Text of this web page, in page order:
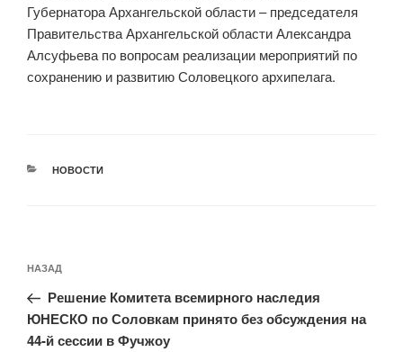
Губернатора Архангельской области – председателя
Правительства Архангельской области Александра
Алсуфьева по вопросам реализации мероприятий по
сохранению и развитию Соловецкого архипелага.
РУБРИКИ
НОВОСТИ
по
записям
Предыдущая
запись:
НАЗАД
Решение Комитета всемирного наследия
ЮНЕСКО по Соловкам принято без обсуждения на
44-й сессии в Фучжоу